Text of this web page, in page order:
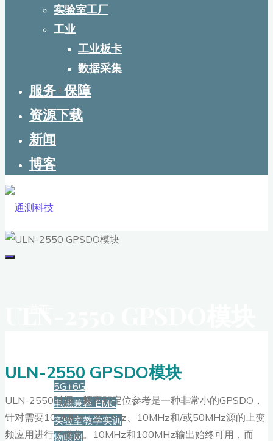
实验室工厂
工业
工业板卡
数据采集
服务+保障
资源下载
新闻
博客
5G+6G
电磁兼容 EMC
实验室教学实训
物联网
ULN-2550 GPSDO模块
ULN-2550时间、频率和定位参考是一种非常小的GPSDO，
针对需要100MHz、25MHz、10MHz和/或50MHz源的上变
频应用进行了优化。10MHz和100MHz输出始终可用，而